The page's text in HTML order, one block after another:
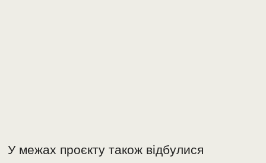
У межах проєкту також відбулися